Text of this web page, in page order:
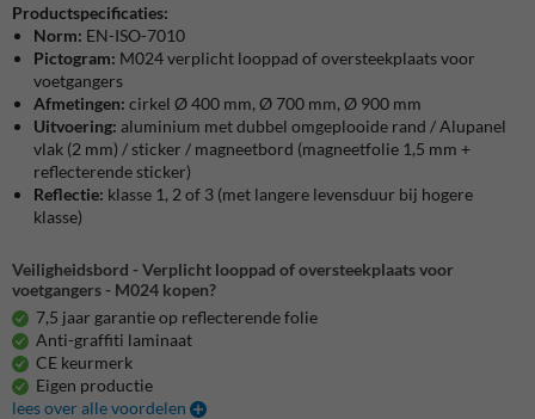
Productspecificaties:
Norm: EN-ISO-7010
Pictogram: M024 verplicht looppad of oversteekplaats voor
voetgangers
Afmetingen: cirkel Ø 400 mm, Ø 700 mm, Ø 900 mm
Uitvoering: aluminium met dubbel omgeplooide rand / Alupanel
vlak (2 mm) / sticker / magneetbord (magneetfolie 1,5 mm +
reflecterende sticker)
Reflectie: klasse 1, 2 of 3 (met langere levensduur bij hogere
klasse)
Veiligheidsbord - Verplicht looppad of oversteekplaats voor
voetgangers - M024 kopen?
7,5 jaar garantie op reflecterende folie
Anti-graffiti laminaat
CE keurmerk
Eigen productie
lees over alle voordelen